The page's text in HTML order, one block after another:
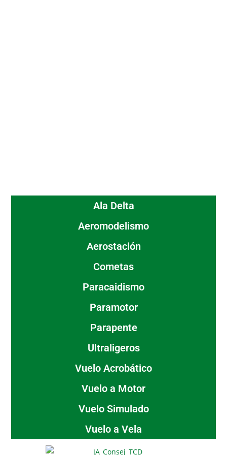
Ala Delta
Aeromodelismo
Aerostación
Cometas
Paracaidismo
Paramotor
Parapente
Ultraligeros
Vuelo Acrobático
Vuelo a Motor
Vuelo Simulado
Vuelo a Vela